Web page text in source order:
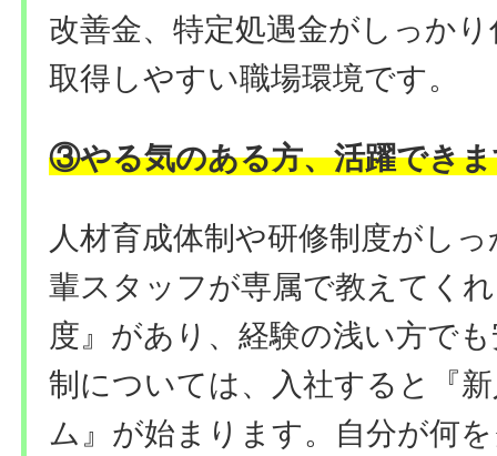
改善金、特定処遇金がしっか
取得しやすい職場環境です。
③やる気のある方、活躍でき
人材育成体制や研修制度がし
輩スタッフが専属で教えてく
度』があり、経験の浅い方で
制については、入社すると『
ム』が始まります。自分が何